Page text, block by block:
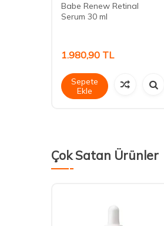
Babe Renew Retinal
Serum 30 ml
1.980,90 TL
Sepete
Ekle
Çok Satan Ürünler